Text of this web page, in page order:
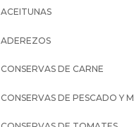
ACEITUNAS
ADEREZOS
CONSERVAS DE CARNE
CONSERVAS DE PESCADO Y